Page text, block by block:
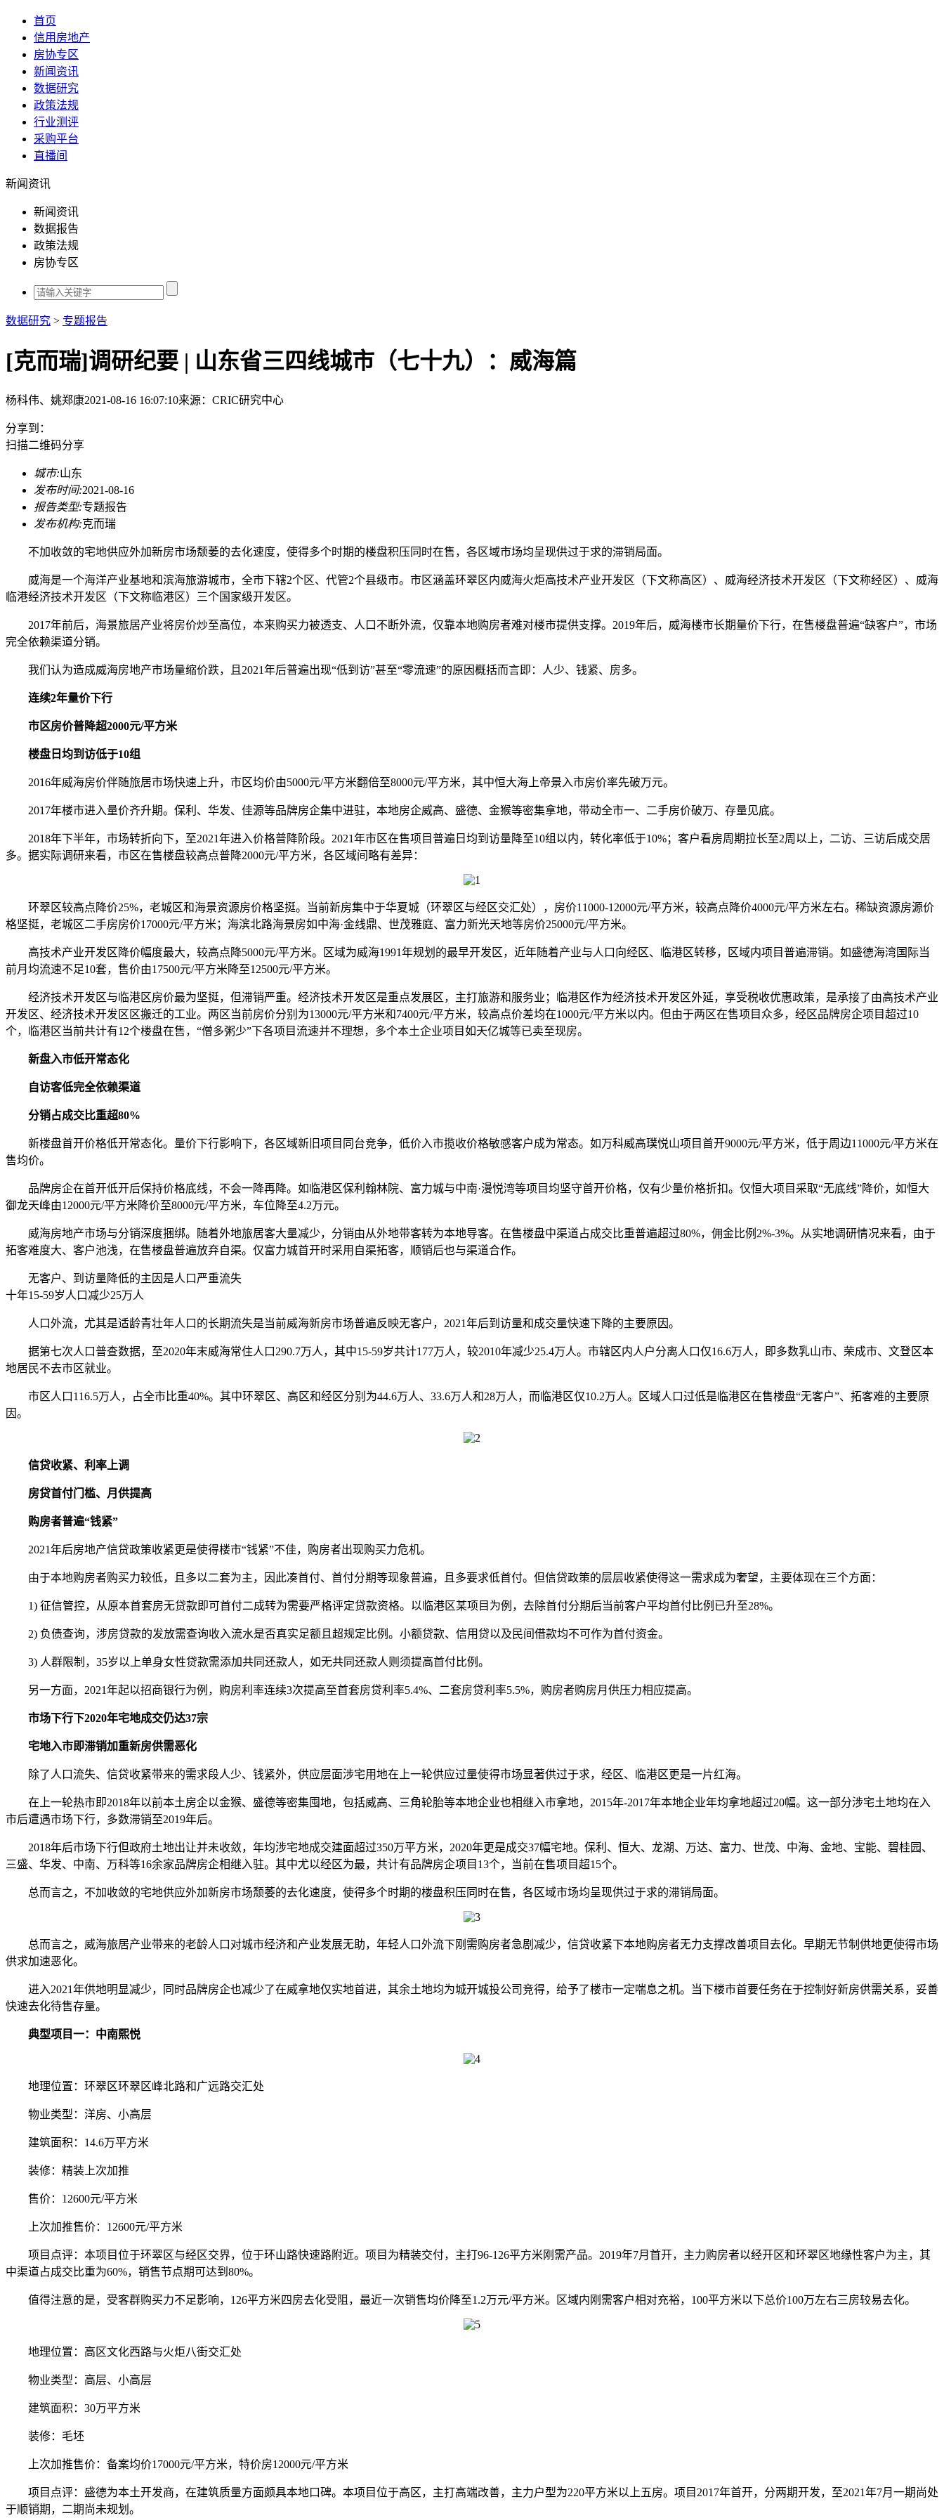
首页
信用房地产
房协专区
新闻资讯
数据研究
政策法规
行业测评
采购平台
直播间
新闻资讯
新闻资讯
数据报告
政策法规
房协专区
数据研究 > 专题报告
[克而瑞]调研纪要 | 山东省三四线城市（七十九）：威海篇
杨科伟、姚郑康2021-08-16 16:07:10来源： CRIC研究中心
分享到：
扫描二维码分享
城市:山东
发布时间:2021-08-16
报告类型:专题报告
发布机构:克而瑞
不加收敛的宅地供应外加新房市场颓萎的去化速度，使得多个时期的楼盘积压同时在售，各区域市场均呈现供过于求的滞销局面。
威海是一个海洋产业基地和滨海旅游城市，全市下辖2个区、代管2个县级市。市区涵盖环翠区内威海火炬高技术产业开发区（下文称高区）、威海经济技术开发区（下文称经区）、威海
临港经济技术开发区（下文称临港区）三个国家级开发区。
2017年前后，海景旅居产业将房价炒至高位，本来购买力被透支、人口不断外流，仅靠本地购房者难对楼市提供支撑。2019年后，威海楼市长期量价下行，在售楼盘普遍“缺客户”，市场
完全依赖渠道分销。
我们认为造成威海房地产市场量缩价跌，且2021年后普遍出现“低到访”甚至“零流速”的原因概括而言即：人少、钱紧、房多。
连续2年量价下行
市区房价普降超2000元/平方米
楼盘日均到访低于10组
2016年威海房价伴随旅居市场快速上升，市区均价由5000元/平方米翻倍至8000元/平方米，其中恒大海上帝景入市房价率先破万元。
2017年楼市进入量价齐升期。保利、华发、佳源等品牌房企集中进驻，本地房企威高、盛德、金猴等密集拿地，带动全市一、二手房价破万、存量见底。
2018年下半年，市场转折向下，至2021年进入价格普降阶段。2021年市区在售项目普遍日均到访量降至10组以内，转化率低于10%；客户看房周期拉长至2周以上，二访、三访后成交居
多。据实际调研来看，市区在售楼盘较高点普降2000元/平方米，各区域间略有差异：
环翠区较高点降价25%，老城区和海景资源房价格坚挺。当前新房集中于华夏城（环翠区与经区交汇处），房价11000-12000元/平方米，较高点降价4000元/平方米左右。稀缺资源房源价
格坚挺，老城区二手房房价17000元/平方米；海滨北路海景房如中海·金线鼎、世茂雅庭、富力新光天地等房价25000元/平方米。
高技术产业开发区降价幅度最大，较高点降5000元/平方米。区域为威海1991年规划的最早开发区，近年随着产业与人口向经区、临港区转移，区域内项目普遍滞销。如盛德海湾国际当
前月均流速不足10套，售价由17500元/平方米降至12500元/平方米。
经济技术开发区与临港区房价最为坚挺，但滞销严重。经济技术开发区是重点发展区，主打旅游和服务业；临港区作为经济技术开发区外延，享受税收优惠政策，是承接了由高技术产业
开发区、经济技术开发区区搬迁的工业。两区当前房价分别为13000元/平方米和7400元/平方米，较高点价差均在1000元/平方米以内。但由于两区在售项目众多，经区品牌房企项目超过10
个，临港区当前共计有12个楼盘在售，“僧多粥少”下各项目流速并不理想，多个本土企业项目如天亿城等已卖至现房。
新盘入市低开常态化
自访客低完全依赖渠道
分销占成交比重超80%
新楼盘首开价格低开常态化。量价下行影响下，各区域新旧项目同台竞争，低价入市揽收价格敏感客户成为常态。如万科威高璞悦山项目首开9000元/平方米，低于周边11000元/平方米在
售均价。
品牌房企在首开低开后保持价格底线，不会一降再降。如临港区保利翰林院、富力城与中南·漫悦湾等项目均坚守首开价格，仅有少量价格折扣。仅恒大项目采取“无底线”降价，如恒大
御龙天峰由12000元/平方米降价至8000元/平方米，车位降至4.2万元。
威海房地产市场与分销深度捆绑。随着外地旅居客大量减少，分销由从外地带客转为本地导客。在售楼盘中渠道占成交比重普遍超过80%，佣金比例2%-3%。从实地调研情况来看，由于
拓客难度大、客户池浅，在售楼盘普遍放弃自渠。仅富力城首开时采用自渠拓客，顺销后也与渠道合作。
无客户、到访量降低的主因是人口严重流失
十年15-59岁人口减少25万人
人口外流，尤其是适龄青壮年人口的长期流失是当前威海新房市场普遍反映无客户，2021年后到访量和成交量快速下降的主要原因。
据第七次人口普查数据，至2020年末威海常住人口290.7万人，其中15-59岁共计177万人，较2010年减少25.4万人。市辖区内人户分离人口仅16.6万人，即多数乳山市、荣成市、文登区本
地居民不去市区就业。
市区人口116.5万人，占全市比重40%。其中环翠区、高区和经区分别为44.6万人、33.6万人和28万人，而临港区仅10.2万人。区域人口过低是临港区在售楼盘“无客户”、拓客难的主要原
因。
信贷收紧、利率上调
房贷首付门槛、月供提高
购房者普遍“钱紧”
2021年后房地产信贷政策收紧更是使得楼市“钱紧”不佳，购房者出现购买力危机。
由于本地购房者购买力较低，且多以二套为主，因此凑首付、首付分期等现象普遍，且多要求低首付。但信贷政策的层层收紧使得这一需求成为奢望，主要体现在三个方面：
1) 征信管控，从原本首套房无贷款即可首付二成转为需要严格评定贷款资格。以临港区某项目为例，去除首付分期后当前客户平均首付比例已升至28%。
2) 负债查询，涉房贷款的发放需查询收入流水是否真实足额且超规定比例。小额贷款、信用贷以及民间借款均不可作为首付资金。
3) 人群限制，35岁以上单身女性贷款需添加共同还款人，如无共同还款人则须提高首付比例。
另一方面，2021年起以招商银行为例，购房利率连续3次提高至首套房贷利率5.4%、二套房贷利率5.5%，购房者购房月供压力相应提高。
市场下行下2020年宅地成交仍达37宗
宅地入市即滞销加重新房供需恶化
除了人口流失、信贷收紧带来的需求段人少、钱紧外，供应层面涉宅用地在上一轮供应过量使得市场显著供过于求，经区、临港区更是一片红海。
在上一轮热市即2018年以前本土房企以金猴、盛德等密集囤地，包括威高、三角轮胎等本地企业也相继入市拿地，2015年-2017年本地企业年均拿地超过20幅。这一部分涉宅土地均在入
市后遭遇市场下行，多数滞销至2019年后。
2018年后市场下行但政府土地出让并未收敛，年均涉宅地成交建面超过350万平方米，2020年更是成交37幅宅地。保利、恒大、龙湖、万达、富力、世茂、中海、金地、宝能、碧桂园、
三盛、华发、中南、万科等16余家品牌房企相继入驻。其中尤以经区为最，共计有品牌房企项目13个，当前在售项目超15个。
总而言之，不加收敛的宅地供应外加新房市场颓萎的去化速度，使得多个时期的楼盘积压同时在售，各区域市场均呈现供过于求的滞销局面。
总而言之，威海旅居产业带来的老龄人口对城市经济和产业发展无助，年轻人口外流下刚需购房者急剧减少，信贷收紧下本地购房者无力支撑改善项目去化。早期无节制供地更使得市场
供求加速恶化。
进入2021年供地明显减少，同时品牌房企也减少了在威拿地仅实地首进，其余土地均为城开城投公司竞得，给予了楼市一定喘息之机。当下楼市首要任务在于控制好新房供需关系，妥善
快速去化待售存量。
典型项目一：中南熙悦
地理位置：环翠区环翠区峰北路和广远路交汇处
物业类型：洋房、小高层
建筑面积：14.6万平方米
装修：精装上次加推
售价：12600元/平方米
上次加推售价：12600元/平方米
项目点评：本项目位于环翠区与经区交界，位于环山路快速路附近。项目为精装交付，主打96-126平方米刚需产品。2019年7月首开，主力购房者以经开区和环翠区地缘性客户为主，其
中渠道占成交比重为60%，销售节点期可达到80%。
值得注意的是，受客群购买力不足影响，126平方米四房去化受阻，最近一次销售均价降至1.2万元/平方米。区域内刚需客户相对充裕，100平方米以下总价100万左右三房较易去化。
地理位置：高区文化西路与火炬八街交汇处
物业类型：高层、小高层
建筑面积：30万平方米
装修：毛坯
上次加推售价：备案均价17000元/平方米，特价房12000元/平方米
项目点评：盛德为本土开发商，在建筑质量方面颇具本地口碑。本项目位于高区，主打高端改善，主力户型为220平方米以上五房。项目2017年首开，分两期开发，至2021年7月一期尚处
于顺销期，二期尚未规划。